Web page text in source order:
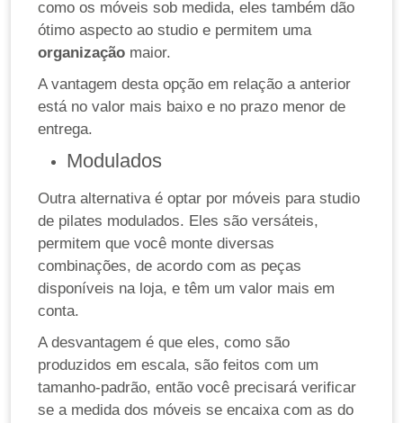
como os móveis sob medida, eles também dão
ótimo aspecto ao studio e permitem uma
organização maior.
A vantagem desta opção em relação a anterior
está no valor mais baixo e no prazo menor de
entrega.
Modulados
Outra alternativa é optar por móveis para studio
de pilates modulados. Eles são versáteis,
permitem que você monte diversas
combinações, de acordo com as peças
disponíveis na loja, e têm um valor mais em
conta.
A desvantagem é que eles, como são
produzidos em escala, são feitos com um
tamanho-padrão, então você precisará verificar
se a medida dos móveis se encaixa com as do